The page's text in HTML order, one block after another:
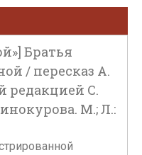
Братья
/ пересказ А.
редакцией С.
М.; Л.: